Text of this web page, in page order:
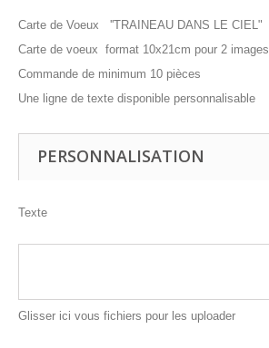
Carte de Voeux ''TRAINEAU DANS LE CIEL"
Carte de voeux format 10x21cm pour 2 images
Commande de minimum 10 pièces
Une ligne de texte disponible personnalisable
PERSONNALISATION
Texte
Glisser ici vous fichiers pour les uploader